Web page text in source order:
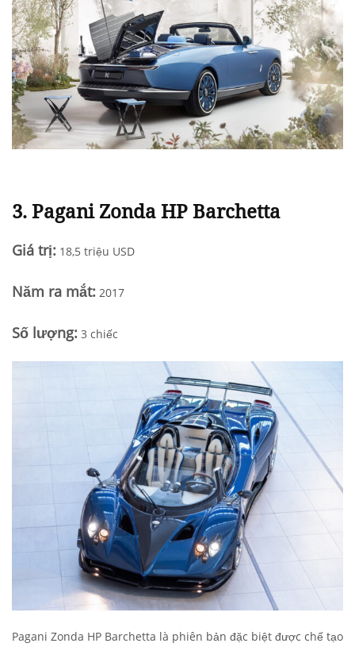
3. Pagani Zonda HP Barchetta
Giá trị: 18,5 triệu USD
Năm ra mắt: 2017
Số lượng: 3 chiếc
Pagani Zonda HP Barchetta là phiên bản đặc biệt được chế tạo